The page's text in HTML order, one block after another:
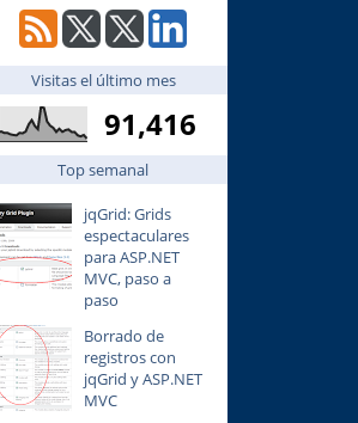
Visitas el último mes
91,416
Top semanal
jqGrid: Grids
espectaculares
para ASP.NET
MVC, paso a
paso
Borrado de
registros con
jqGrid y ASP.NET
MVC